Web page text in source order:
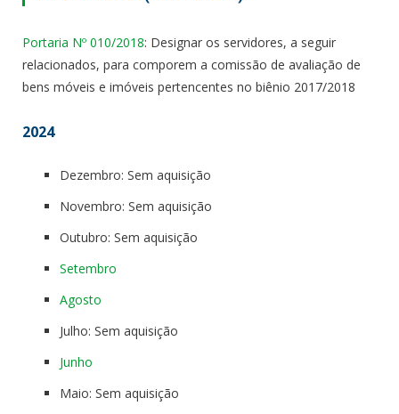
Portaria Nº 010/2018: Designar os servidores, a seguir
relacionados, para comporem a comissão de avaliação de
bens móveis e imóveis pertencentes no biênio 2017/2018
2024
Dezembro: Sem aquisição
Novembro: Sem aquisição
Outubro: Sem aquisição
Setembro
Agosto
Julho: Sem aquisição
Junho
Maio: Sem aquisição